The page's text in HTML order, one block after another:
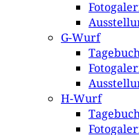
G-Wurf
H-Wurf